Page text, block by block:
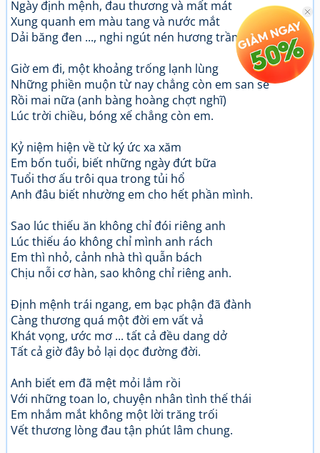
Ngày định mệnh, đau thương và mất mát
Xung quanh em màu tang và nước mắt
Dải băng đen ..., nghi ngút nén hương trầm ...
Giờ em đi, một khoảng trống lạnh lùng
Những phiền muộn từ nay chẳng còn em san sẻ
Rồi mai nữa (anh bàng hoàng chợt nghĩ)
Lúc trời chiều, bóng xế chẳng còn em.
Kỷ niệm hiện về từ ký ức xa xăm
Em bốn tuổi, biết những ngày đứt bữa
Tuổi thơ ấu trôi qua trong tủi hổ
Anh đâu biết nhường em cho hết phần mình.
Sao lúc thiếu ăn không chỉ đói riêng anh
Lúc thiếu áo không chỉ mình anh rách
Em thì nhỏ, cảnh nhà thì quẫn bách
Chịu nỗi cơ hàn, sao không chỉ riêng anh.
Định mệnh trái ngang, em bạc phận đã đành
Càng thương quá một đời em vất vả
Khát vọng, ước mơ ... tất cả đều dang dở
Tất cả giờ đây bỏ lại dọc đường đời.
Anh biết em đã mệt mỏi lắm rồi
Với những toan lo, chuyện nhân tình thế thái
Em nhắm mắt không một lời trăng trối
Vết thương lòng đau tận phút lâm chung.